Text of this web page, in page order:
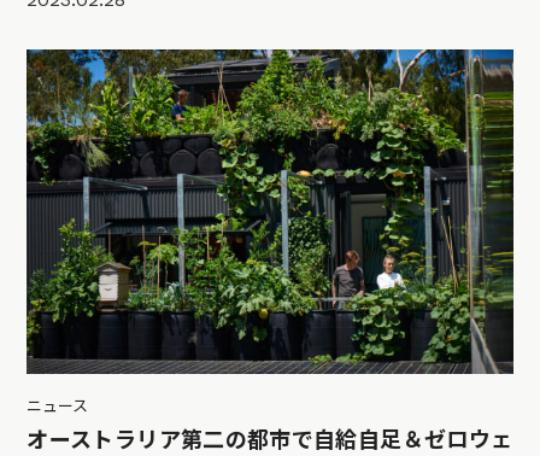
ニュース
オーストラリア第二の都市で自給自足＆ゼロウェ